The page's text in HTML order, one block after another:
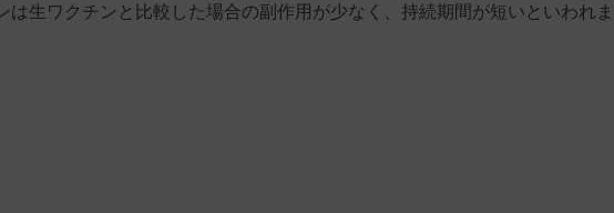
は生ワクチンと比較した場合の副作用が少なく、持続期間が短いといわれま